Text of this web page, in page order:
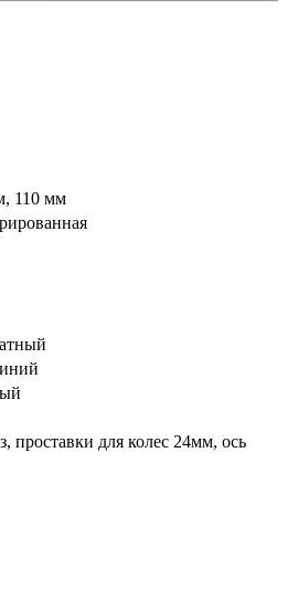
110 мм
проставки для колес 24мм, ось